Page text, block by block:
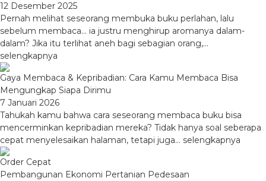
12 Desember 2025
Pernah melihat seseorang membuka buku perlahan, lalu
sebelum membaca… ia justru menghirup aromanya dalam-
dalam? Jika itu terlihat aneh bagi sebagian orang,...
selengkapnya
Gaya Membaca & Kepribadian: Cara Kamu Membaca Bisa
Mengungkap Siapa Dirimu
7 Januari 2026
Tahukah kamu bahwa cara seseorang membaca buku bisa
mencerminkan kepribadian mereka? Tidak hanya soal seberapa
cepat menyelesaikan halaman, tetapi juga... selengkapnya
Order Cepat
Pembangunan Ekonomi Pertanian Pedesaan